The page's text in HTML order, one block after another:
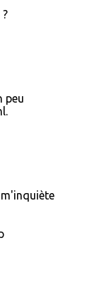
peu